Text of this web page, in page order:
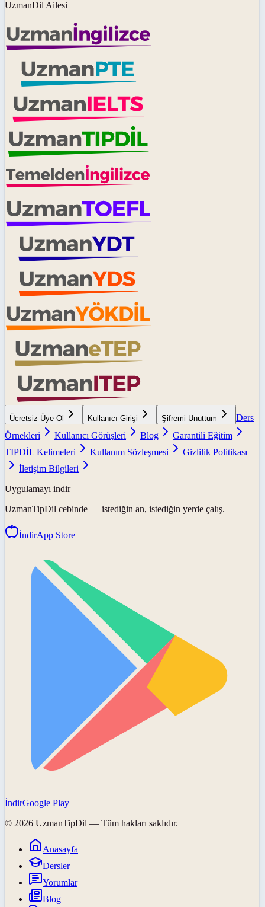
UzmanDil Ailesi
Ücretsiz Üye Ol Kullanıcı Girişi Şifremi Unuttum
Ders
Örnekleri
Kullanıcı Görüşleri Blog
Garantili Eğitim
TIPDİL Kelimeleri
Kullanım Sözleşmesi
Gizlilik Politikası
İletişim Bilgileri
Uygulamayı indir
UzmanTipDil cebinde — istediğin an, istediğin yerde çalış.
İndirApp Store
İndirGoogle Play
© 2026 UzmanTipDil — Tüm hakları saklıdır.
Anasayfa
Dersler
Yorumlar
Blog